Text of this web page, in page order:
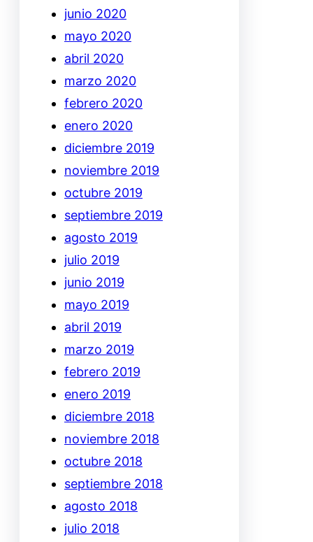
junio 2020
mayo 2020
abril 2020
marzo 2020
febrero 2020
enero 2020
diciembre 2019
noviembre 2019
octubre 2019
septiembre 2019
agosto 2019
julio 2019
junio 2019
mayo 2019
abril 2019
marzo 2019
febrero 2019
enero 2019
diciembre 2018
noviembre 2018
octubre 2018
septiembre 2018
agosto 2018
julio 2018